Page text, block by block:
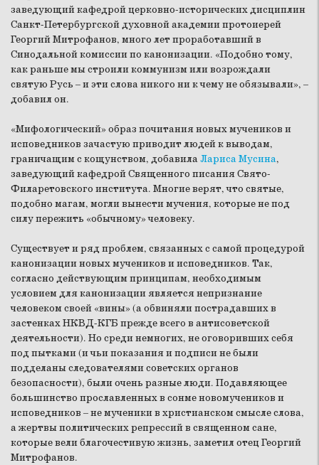
заведующий кафедрой церковно-исторических дисциплин
Санкт-Петербургской духовной академии протоиерей
Георгий Митрофанов, много лет проработавший в
Синодальной комиссии по канонизации. «Подобно тому,
как раньше мы строили коммунизм или возрождали
святую Русь – и эти слова никого ни к чему не обязывали», –
добавил он.
«Мифологический» образ почитания новых мучеников и
исповедников зачастую приводит людей к выводам,
граничащим с кощунством, добавилаЛариса Мусина,
заведующий кафедрой Священного писания Свято-
Филаретовского института. Многие верят, что святые,
подобно магам, могли вынести мучения, которые не под
силу пережить «обычному» человеку.
Существует и ряд проблем, связанных с самой процедурой
канонизации новых мучеников и исповедников. Так,
согласно действующим принципам, необходимым
условием для канонизации является непризнание
человеком своей «вины» (а обвиняли пострадавших в
застенках НКВД-КГБ прежде всего в антисоветской
деятельности). Но среди немногих, не оговоривших себя
под пытками (и чьи показания и подписи не были
подделаны следователями советских органов
безопасности), были очень разные люди. Подавляющее
большинство прославленных в сонме новомучеников и
исповедников – не мученики в христианском смысле слова,
а жертвы политических репрессий в священном сане,
которые вели благочестивую жизнь, заметил отец Георгий
Митрофанов.